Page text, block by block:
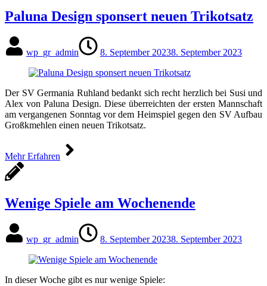
Paluna Design sponsert neuen Trikotsatz
wp_gr_admin 8. September 20238. September 2023
Der SV Germania Ruhland bedankt sich recht herzlich bei Susi und
Alex von Paluna Design. Diese überreichten der ersten Mannschaft
am vergangenen Sonntag vor dem Heimspiel gegen den SV Aufbau
Großkmehlen einen neuen Trikotsatz.
Mehr Erfahren
Wenige Spiele am Wochenende
wp_gr_admin 8. September 20238. September 2023
In dieser Woche gibt es nur wenige Spiele: